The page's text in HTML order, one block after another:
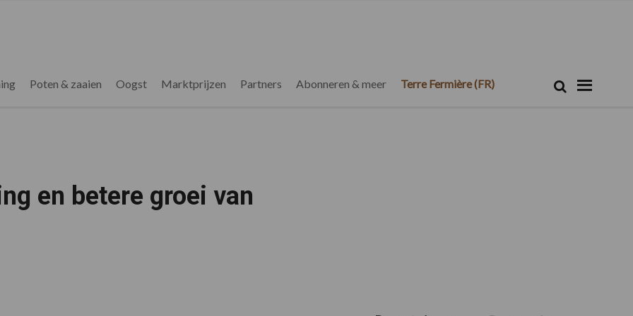
Poten & zaaien Oogst Marktprijzen Partners Abonneren & meer Terre Fermière (FR) Zoek
en betere groei van